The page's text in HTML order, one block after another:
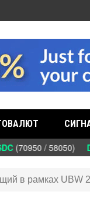
(70950 / 58050)
в рамках UBW